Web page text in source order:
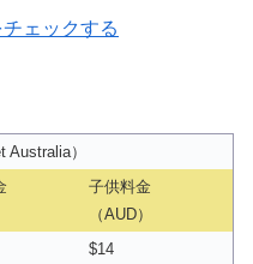
ェックする
）
子供料金
（AUD）
$14